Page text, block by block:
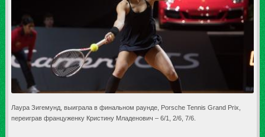
Лаура Зигемунд, выиграла в финальном раунде, Porsche Tennis Grand Prix,
переиграв француженку Кристину Младенович – 6/1, 2/6, 7/6.